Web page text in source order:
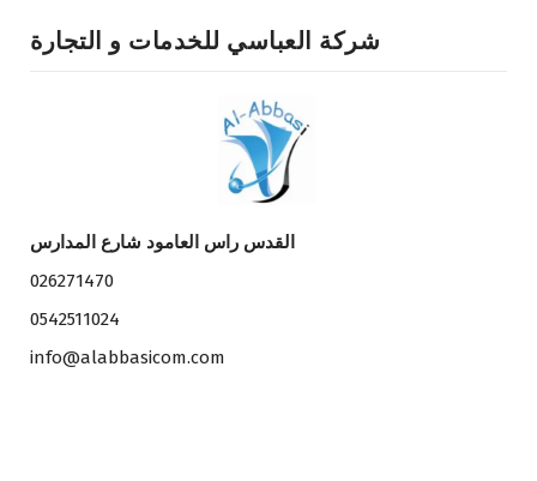
شركة العباسي للخدمات و التجارة
القدس راس العامود شارع المدارس
026271470
0542511024
info@alabbasicom.com